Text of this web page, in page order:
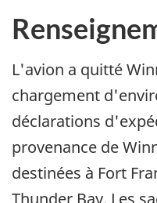
L'avion a quitté
chargement
déclarations
provenance de
destinées à Fort
Thunder Bay. Les